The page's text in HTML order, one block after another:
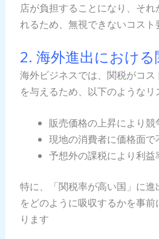
店が負担することになり、それ
れるため、無視できないコスト
2. 海外進出におけ
海外ビジネスでは、関税がコ
を与えるため、以下のようなリ
販売価格の上昇により競
現地の消費者に価格面で
予想外の課税により利益
特に、「関税率が高い国」に
をどのように吸収するかを事
ります